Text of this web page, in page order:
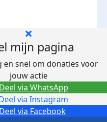
mijn pagina
en snel om donaties voor
jouw actie
via Facebook
via Instagram
via WhatsApp